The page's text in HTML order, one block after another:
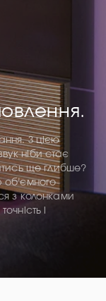
З цією
ніби стає
ще глибше?
об’ємного
з колонками
і